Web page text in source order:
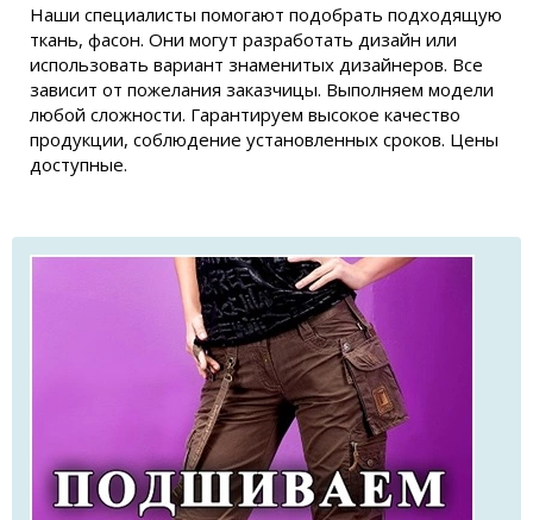
Наши специалисты помогают подобрать подходящую
ткань, фасон. Они могут разработать дизайн или
использовать вариант знаменитых дизайнеров. Все
зависит от пожелания заказчицы. Выполняем модели
любой сложности. Гарантируем высокое качество
продукции, соблюдение установленных сроков. Цены
доступные.